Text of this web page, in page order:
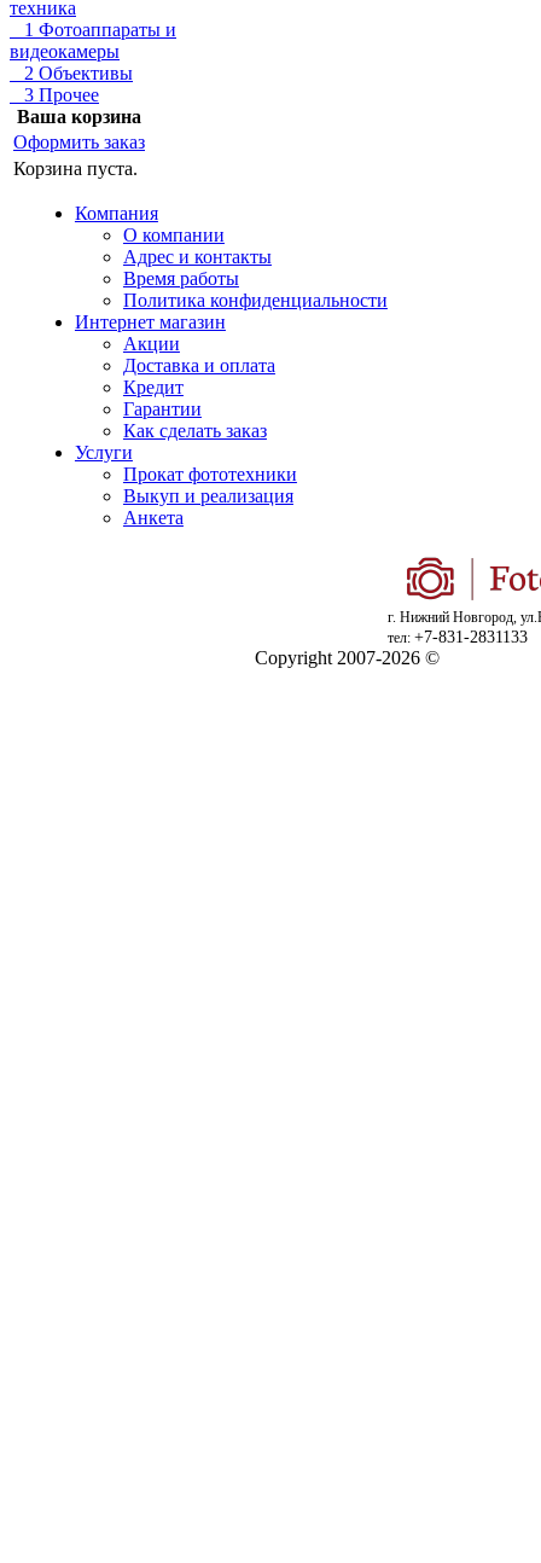
техника
1 Фотоаппараты и
видеокамеры
2 Объективы
3 Прочее
Ваша корзина
Оформить заказ
Корзина пуста.
Компания
О компании
Адрес и контакты
Время работы
Политика конфиденциальности
Интернет магазин
Акции
Доставка и оплата
Кредит
Гарантии
Как сделать заказ
Услуги
Прокат фототехники
Выкуп и реализация
Анкета
г. Нижний Новгород,
тел: +7-831-2831133
Copyright 2007-2026 ©